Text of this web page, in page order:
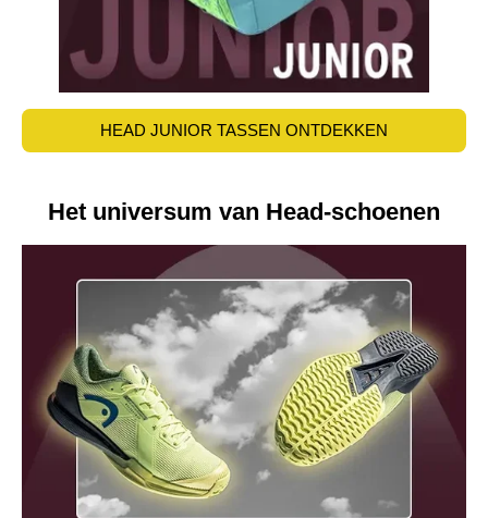
HEAD JUNIOR TASSEN ONTDEKKEN
Het universum van Head-schoenen